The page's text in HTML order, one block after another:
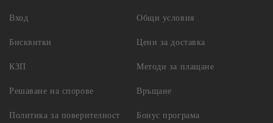
Вход Общи условия
Бисквитки
КЗП
Решаване на спорове
Политика за поверителност
Цени за доставка
Методи за плащане
Връщане
Бонус програма